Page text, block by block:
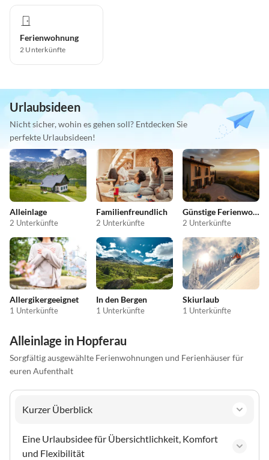
Ferienwohnung
2 Unterkünfte
Urlaubsideen
Nicht sicher, wohin es gehen soll? Entdecken Sie
perfekte Urlaubsideen!
Alleinlage
2 Unterkünfte
Familienfreundlich
2 Unterkünfte
Günstige Ferienwohnungen
2 Unterkünfte
Allergikergeeignet
1 Unterkünfte
In den Bergen
1 Unterkünfte
Skiurlaub
1 Unterkünfte
Alleinlage in Hopferau
Sorgfältig ausgewählte Ferienwohnungen und Ferienhäuser für
euren Aufenthalt
Kurzer Überblick
Eine Urlaubsidee für Übersichtlichkeit, Komfort
und Flexibilität